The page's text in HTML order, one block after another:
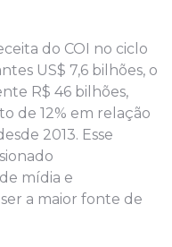
do COI no ciclo
US$ 7,6 bilhões, o
R$ 46 bilhões,
de 12% em relação
2013. Esse
mídia e
a maior fonte de